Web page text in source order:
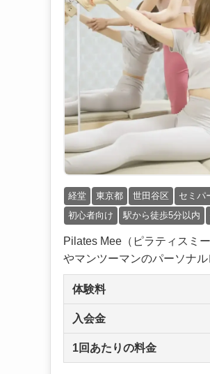
経堂 東京都 世田谷区 セミパ
初心者向け
駅から徒歩5分以内
Pilates Mee（ピラティスミ
やマンツーマンのパーソナ
体験料
入会金
1回あたりの料金